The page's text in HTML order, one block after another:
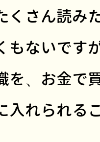
くさん読み
もないです
を、お金で
入れられる